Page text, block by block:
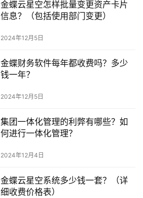
金蝶云星空怎样批量变更资产卡片
信息？（包括使用部门变更）
2024年12月5日
金蝶财务软件每年都收费吗？多少
钱一年？
2024年12月5日
集团一体化管理的利弊有哪些？如
何进行一体化管理？
2024年12月4日
金蝶云星空系统多少钱一套？（详
细收费价格表）